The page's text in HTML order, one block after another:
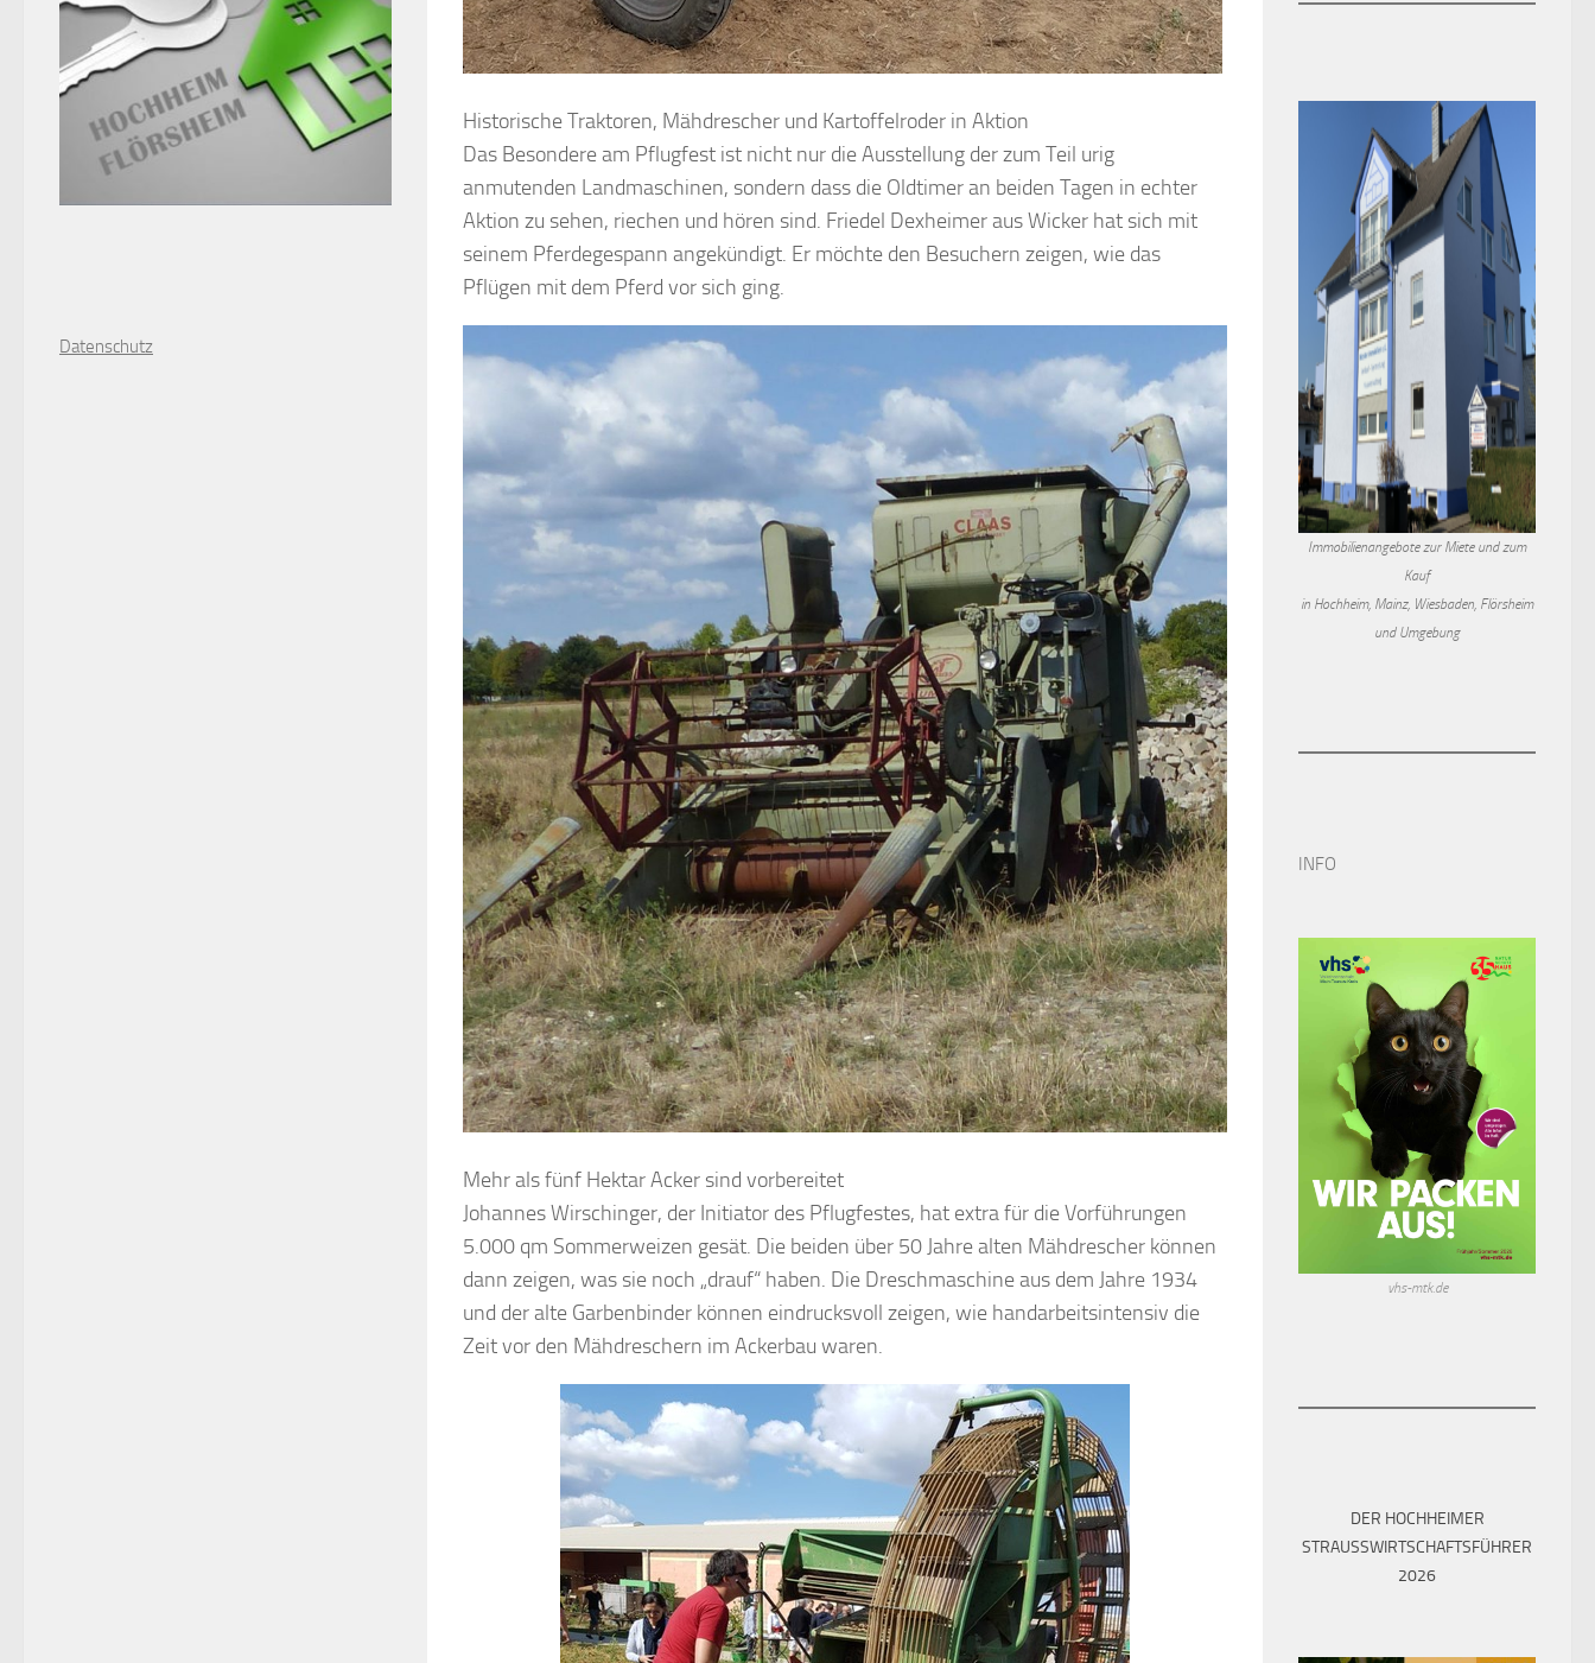
Historische Traktoren, Mähdrescher und Kartoffelroder in Aktion
Das Besondere am Pflugfest ist nicht nur die Ausstellung der zum Teil urig
anmutenden Landmaschinen, sondern dass die Oldtimer an beiden Tagen in echter
Aktion zu sehen, riechen und hören sind. Friedel Dexheimer aus Wicker hat sich mit
seinem Pferdegespann angekündigt. Er möchte den Besuchern zeigen, wie das
Pflügen mit dem Pferd vor sich ging.
Mehr als fünf Hektar Acker sind vorbereitet
Johannes Wirschinger, der Initiator des Pflugfestes, hat extra für die Vorführungen
5.000 qm Sommerweizen gesät. Die beiden über 50 Jahre alten Mähdrescher können
dann zeigen, was sie noch „drauf“ haben. Die Dreschmaschine aus dem Jahre 1934
und der alte Garbenbinder können eindrucksvoll zeigen, wie handarbeitsintensiv die
Zeit vor den Mähdreschern im Ackerbau waren.
Datenschutz
Immobilienangebote zur Miete und zum
Kauf
in Hochheim, Mainz, Wiesbaden, Flörsheim
und Umgebung
INFO
vhs-mtk.de
DER HOCHHEIMER
STRAUSSWIRTSCHAFTSFÜHRER 2
026